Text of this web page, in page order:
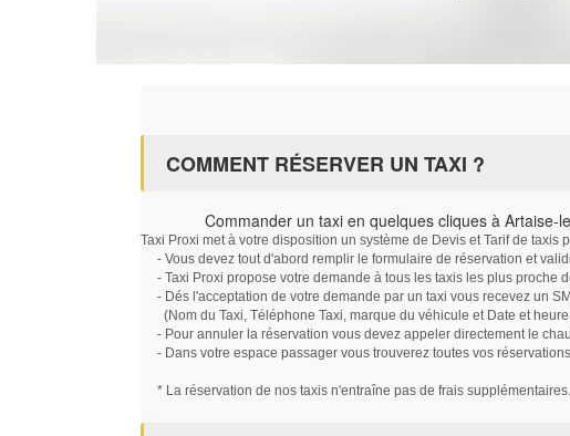
COMMENT RÉSERVER UN TAXI ?
Commander un taxi en quelques cliques à Artaise-
Taxi Proxi met à votre disposition un système de Devis et Tarif de
- Vous devez tout d'abord remplir le formulaire de réservation et
- Taxi Proxi propose votre demande à tous les taxis les plus proche
- Dés l'acceptation de votre demande par un taxi vous recevez un
(Nom du Taxi, Téléphone Taxi, marque du véhicule et Date et
- Pour annuler la réservation vous devez appeler directement le
- Dans votre espace passager vous trouverez toutes vos
* La réservation de nos taxis n'entraîne pas de frais supplémentaires.